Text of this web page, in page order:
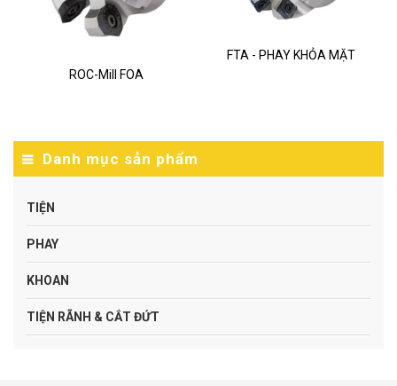
ROC-Mill FOA
FTA - PHAY KHỎA MẶT
Danh mục sản phẩm
TIỆN
PHAY
KHOAN
TIỆN RÃNH & CẮT ĐỨT